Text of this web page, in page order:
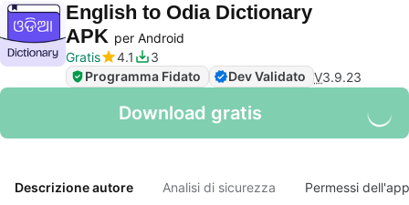
English to Odia Dictionary
APK per Android
Gratis
4.1
3
Programma Fidato
Dev Validato V3.9.23
Download gratis
Descrizione autore Analisi di sicurezza Permessi dell'app